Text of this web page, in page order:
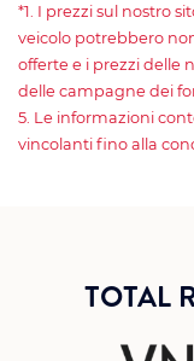
*1. I prezzi sul nostro
veicolo potrebbero
offerte e i prezzi delle
delle campagne dei
5. Le informazioni
vincolanti fino alla
TOTAL